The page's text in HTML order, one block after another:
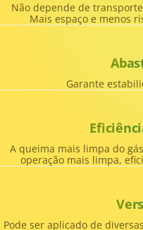
Não depende de
Mais espaço e menos
Garante
A queima mais limpa do
operação mais limpa,
Pode ser aplicado de